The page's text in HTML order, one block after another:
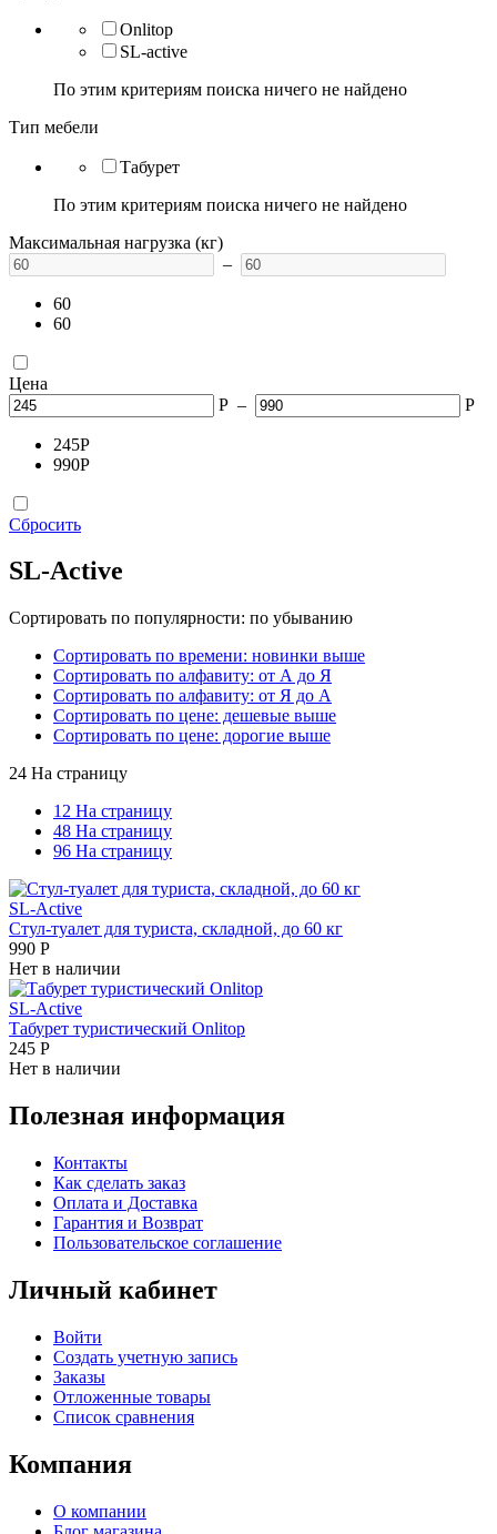
Onlitop
SL-active
По этим критериям поиска ничего не найдено
Тип мебели
Табурет
По этим критериям поиска ничего не найдено
Максимальная нагрузка (кг)
–
60
60
Цена
Р – Р
245Р
990Р
Сбросить
SL-Active
Сортировать по популярности: по убыванию
Сортировать по времени: новинки выше
Сортировать по алфавиту: от А до Я
Сортировать по алфавиту: от Я до А
Сортировать по цене: дешевые выше
Сортировать по цене: дорогие выше
24 На страницу
12 На страницу
48 На страницу
96 На страницу
SL-Active
Стул-туалет для туриста, складной, до 60 кг
990 Р
Нет в наличии
SL-Active
Табурет туристический Onlitop
245 Р
Нет в наличии
Полезная информация
Контакты
Как сделать заказ
Оплата и Доставка
Гарантия и Возврат
Пользовательское соглашение
Личный кабинет
Войти
Создать учетную запись
Заказы
Отложенные товары
Список сравнения
Компания
О компании